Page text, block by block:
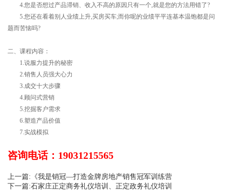
4.您是否想过产品滞销、收入不高的原因只有一个,就是您的方法用错了?
5.您还在看着别人业绩上升,买房买车;而你呢的业绩平平连基本温饱都是问
题而苦恼吗?
二、课程内容：
1.说服力提升的秘密
2.销售人员强大心力
3.成交十大步骤
4.顾问式营销
5.挖掘客户需求
6.塑造产品价值
7.实战模拟
咨询电话：19031215565
上一篇:《我是销冠—打造金牌房地产销售冠军训练营
下一篇:石家庄正定商务礼仪培训、正定政务礼仪培训